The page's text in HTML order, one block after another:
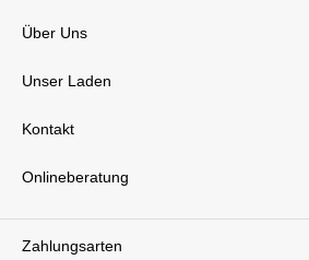
Zahlungsarten
Über Uns
Unser Laden
Kontakt
Onlineberatung